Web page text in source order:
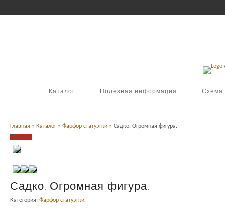
Каталог Полезная информация Схема
Главная » Каталог » Фарфор статуэтки » Садко. Огромная фигура.
Продано
Садко. Огромная фигура.
Категория: Фарфор статуэтки.